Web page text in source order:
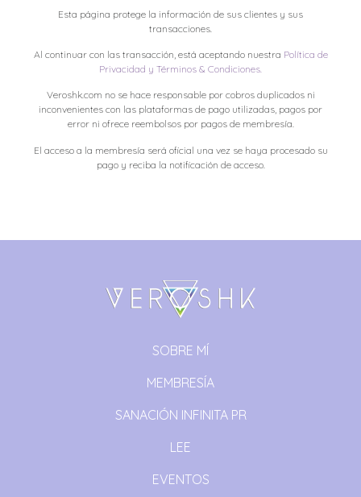
Esta página protege la información de sus clientes y sus
transacciones.
Al continuar con las transacción, está aceptando nuestra Política de
Privacidad y Términos & Condiciones.
Veroshk.com no se hace responsable por cobros duplicados ni
inconvenientes con las plataformas de pago utilizadas, pagos por
error ni ofrece reembolsos por pagos de membresía.
El acceso a la membresía será oficial una vez se haya procesado su
pago y reciba la notificación de acceso.
SOBRE MÍ
MEMBRESÍA
SANACIÓN INFINITA PR
LEE
EVENTOS